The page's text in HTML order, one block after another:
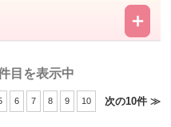
－
＋
目を表示中
6 7 8 9 10 次の10件 ≫